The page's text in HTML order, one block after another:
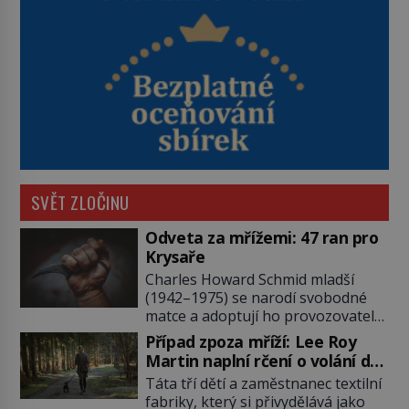
SVĚT ZLOČINU
Odveta za mřížemi: 47 ran pro
Krysaře
Charles Howard Schmid mladší
(1942–1975) se narodí svobodné
matce a adoptují ho provozovatelé
pečovatelského domu Charles a
Katharine Schmidovi. Synek jim
mnoho radosti nepřinese. Mezi
přáteli v arizonském Tusconu se
Případ zpoza mříží: Lee Roy
Martin naplní rčení o volání do
lesa
Táta tří dětí a zaměstnanec textilní
fabriky, který si přivydělává jako